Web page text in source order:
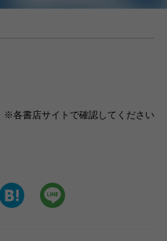
※各書店サイトで確認してください